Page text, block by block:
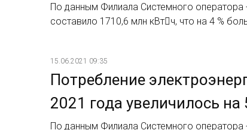
По данным Филиала Системного
составило 1710,6 млн кВтч, что на 4 %
15.06.2021 09:35
Потребление
2021 года увеличилось
По данным Филиала Системного